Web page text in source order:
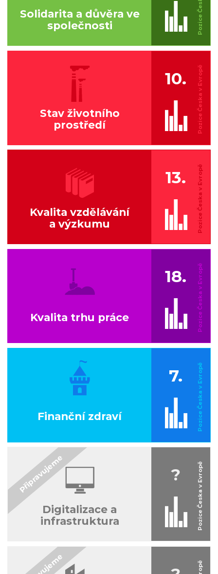
Solidarita a důvěra ve
společnosti
Stav životního
prostředí
10.
Kvalita vzdělávání
a výzkumu
13.
Kvalita trhu práce
18.
Finanční zdraví
7.
Digitalizace a
infrastruktura
?